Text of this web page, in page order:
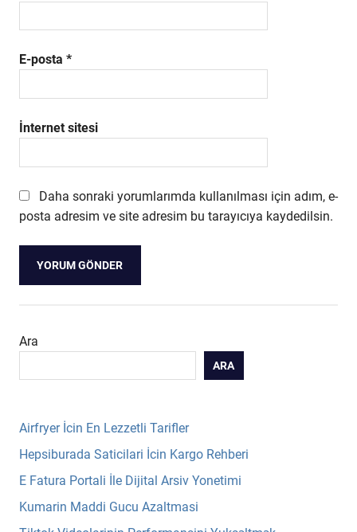
E-posta *
İnternet sitesi
Daha sonraki yorumlarımda kullanılması için adım, e-
posta adresim ve site adresim bu tarayıcıya kaydedilsin.
Ara
ARA
Airfryer İcin En Lezzetli Tarifler
Hepsiburada Saticilari İcin Kargo Rehberi
E Fatura Portali İle Dijital Arsiv Yonetimi
Kumarin Maddi Gucu Azaltmasi